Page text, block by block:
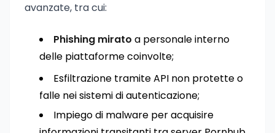
avanzate, tra cui:
Phishing mirato a personale interno
delle piattaforme coinvolte;
Esfiltrazione tramite API non protette o
falle nei sistemi di autenticazione;
Impiego di malware per acquisire